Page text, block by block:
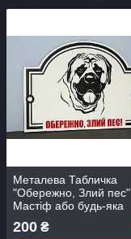
Металева Табличка
"Обережно, Злий пес"
Мастіф або будь-яка
200 ₴